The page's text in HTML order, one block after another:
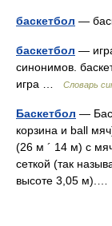
баскетбол —
баскетбол —
синонимов.
игра …
Словарь
Баскетбол —
корзина и ball
(26 м ´ 14 м) с
сеткой (так
высоте 3,05